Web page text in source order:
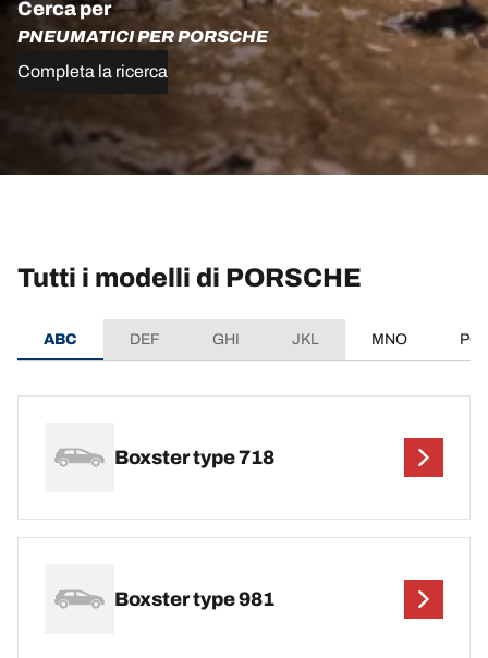
Cerca per
PNEUMATICI PER PORSCHE
Completa la ricerca
Tutti i modelli di PORSCHE
ABC DEF GHI JKL MNO
Boxster type 718
Boxster type 981